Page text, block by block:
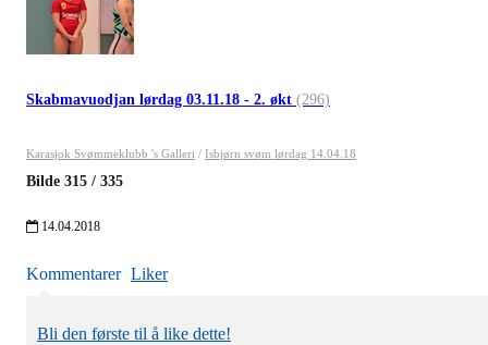
Skabmavuodjan lørdag 03.11.18 - 2. økt (296)
Karasjok Svømmeklubb 's Galleri / Isbjørn svøm lørdag 14.04.18
Bilde 315 / 335
14.04.2018
Kommentarer Liker
Bli den første til å like dette!